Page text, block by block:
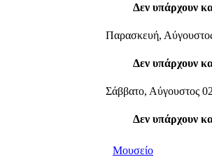
Δεν υπάρχουν
Παρασκευή,
Δεν υπάρχουν
Σάββατο, Αύγουστος
Δεν υπάρχουν
Μουσείο